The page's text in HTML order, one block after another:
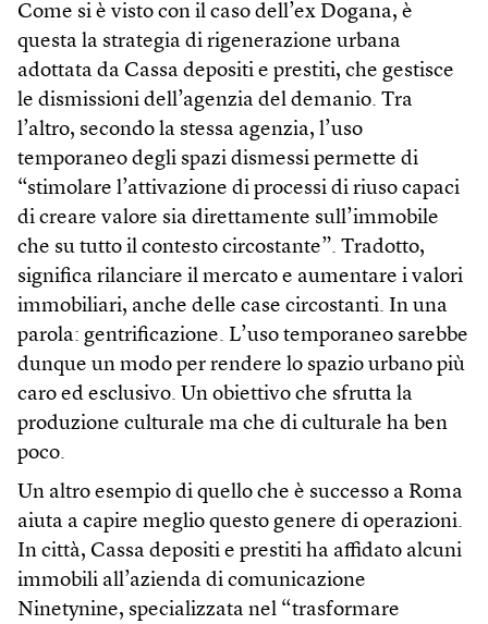
Come si è visto con il caso dell’ex Dogana, è
questa la strategia di rigenerazione urbana
adottata da Cassa depositi e prestiti, che gestisce
le dismissioni dell’agenzia del demanio. Tra
l’altro, secondo la stessa agenzia, l’uso
temporaneo degli spazi dismessi permette di
“stimolare l’attivazione di processi di riuso capaci
di creare valore sia direttamente sull’immobile
che su tutto il contesto circostante”. Tradotto,
significa rilanciare il mercato e aumentare i valori
immobiliari, anche delle case circostanti. In una
parola: gentrificazione. L’uso temporaneo sarebbe
dunque un modo per rendere lo spazio urbano più
caro ed esclusivo. Un obiettivo che sfrutta la
produzione culturale ma che di culturale ha ben
poco.
Un altro esempio di quello che è successo a Roma
aiuta a capire meglio questo genere di operazioni.
In città, Cassa depositi e prestiti ha affidato alcuni
immobili all’azienda di comunicazione
Ninetynine, specializzata nel “trasformare